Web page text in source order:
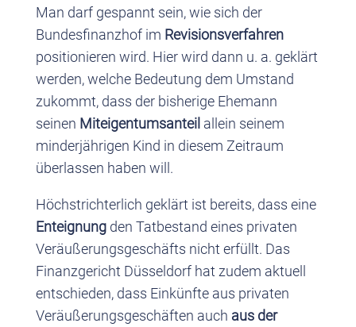
Man darf gespannt sein, wie sich der
Bundesfinanzhof im Revisionsverfahren
positionieren wird. Hier wird dann u. a. geklärt
werden, welche Bedeutung dem Umstand
zukommt, dass der bisherige Ehemann
seinen Miteigentumsanteil allein seinem
minderjährigen Kind in diesem Zeitraum
überlassen haben will.
Höchstrichterlich geklärt ist bereits, dass eine
Enteignungden Tatbestand eines privaten
Veräußerungsgeschäfts nicht erfüllt. Das
Finanzgericht Düsseldorf hat zudem aktuell
entschieden, dass Einkünfte aus privaten
Veräußerungsgeschäften auch aus der